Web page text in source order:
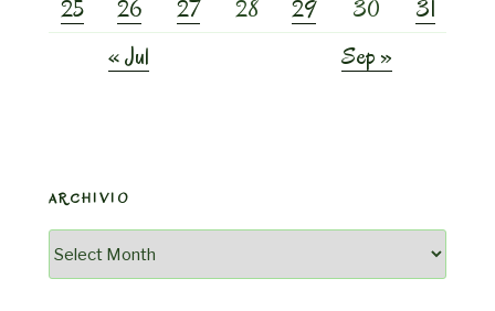
25
26 27 28 29 30
31
« Jul
Sep »
ARCHIVIO
Archivio